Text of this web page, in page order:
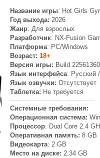
Название игры: Hot Girls
Год выхода: 2026
Жанр: Для взрослых
Разработчик: NX-Fusion
Платформа: PC/Windows
Возраст: 18+
Версия игры: Build 22561360
Язык интерфейса: Русский
Язык озвучки: Отсутствует
Таблетка: Не требуется
Системные требования:
Операционная система:
Процессор: Dual Core 2.4
Оперативная память: 8 GB
Видеокарта: 2 GB
Место на диске: 2.34 GB